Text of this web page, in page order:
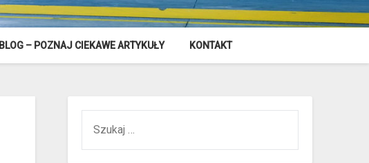
BLOG – POZNAJ CIEKAWE ARTYKUŁY KONTAKT